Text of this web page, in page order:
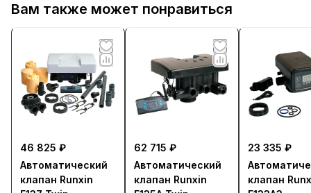
Вам также может понравиться
46 825 ₽
Автоматический
клапан Runxin
62 715 ₽
Автоматический
клапан Runxin
23 335 ₽
клапан